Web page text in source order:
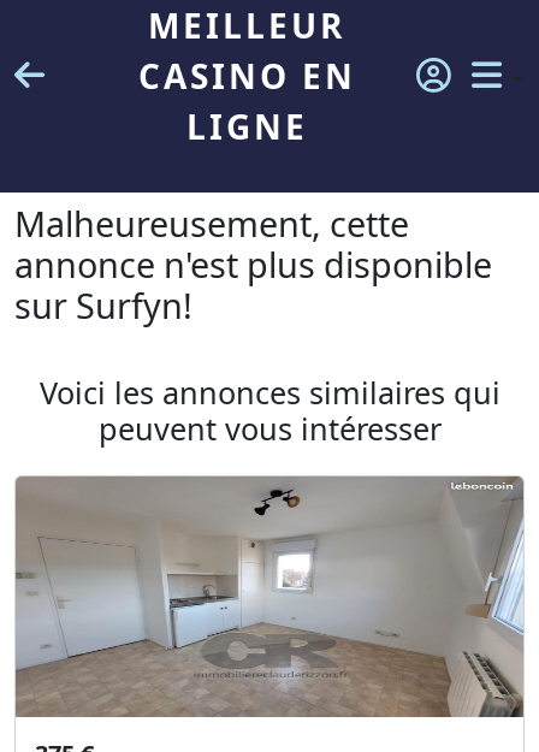
MEILLEUR
CASINO EN
LIGNE
Malheureusement, cette
annonce n'est plus disponible
sur Surfyn!
Voici les annonces similaires qui
peuvent vous intéresser